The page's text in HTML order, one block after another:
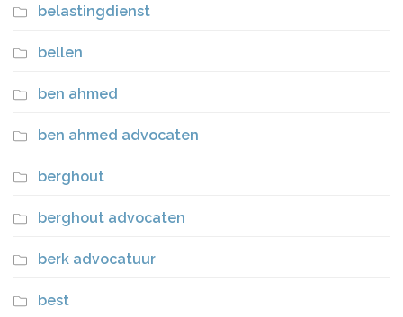
belastingdienst
bellen
ben ahmed
ben ahmed advocaten
berghout
berghout advocaten
berk advocatuur
best